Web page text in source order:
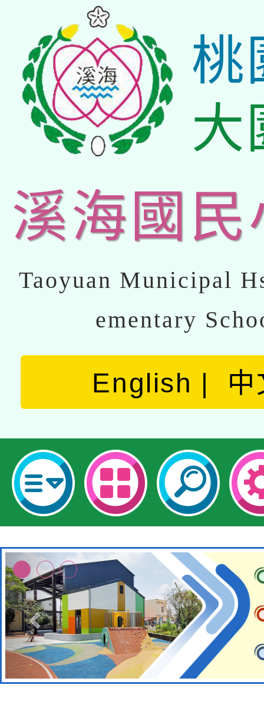
桃
大
溪海國民
Taoyuan Municipal
ementary
English 中
本校115學年度第2次